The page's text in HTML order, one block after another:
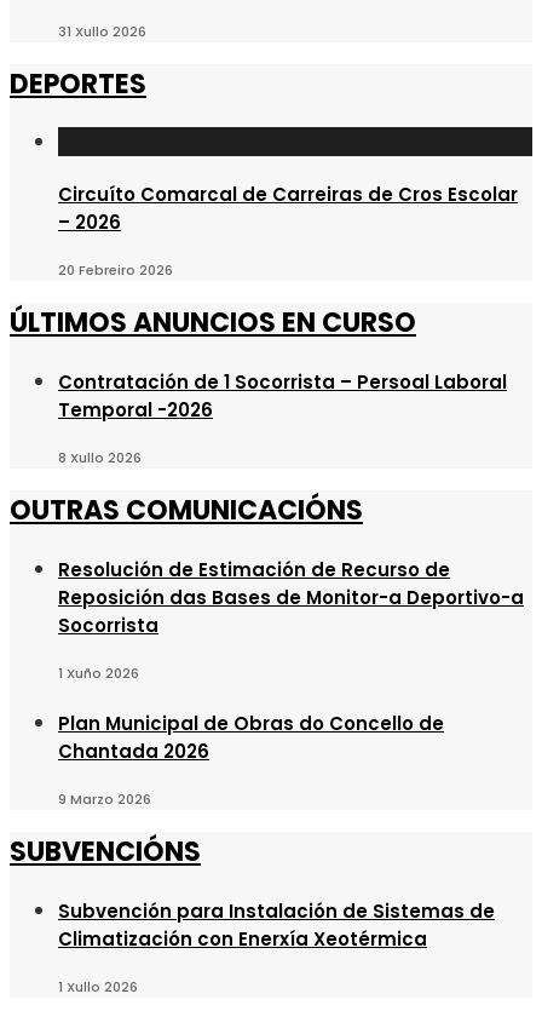
31 Xullo 2026
DEPORTES
Circuíto Comarcal de Carreiras de Cros Escolar
– 2026
20 Febreiro 2026
ÚLTIMOS ANUNCIOS EN CURSO
Contratación de 1 Socorrista – Persoal Laboral
Temporal -2026
8 Xullo 2026
OUTRAS COMUNICACIÓNS
Resolución de Estimación de Recurso de
Reposición das Bases de Monitor-a Deportivo-a
Socorrista
1 Xuño 2026
Plan Municipal de Obras do Concello de
Chantada 2026
9 Marzo 2026
SUBVENCIÓNS
Subvención para Instalación de Sistemas de
Climatización con Enerxía Xeotérmica
1 Xullo 2026